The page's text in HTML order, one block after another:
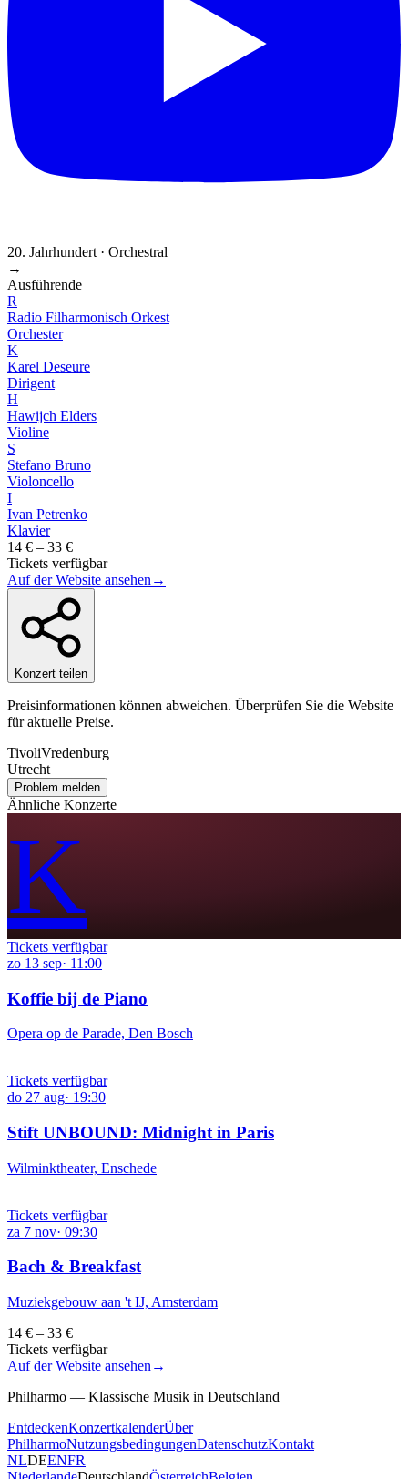
20. Jahrhundert · Orchestral
→
Ausführende
R
Radio Filharmonisch Orkest
Orchester
K
Karel Deseure
Dirigent
H
Hawijch Elders
Violine
S
Stefano Bruno
Violoncello
I
Ivan Petrenko
Klavier
14 € – 33 €
Tickets verfügbar
Auf der Website ansehen →
Konzert teilen
Preisinformationen können abweichen. Überprüfen Sie die Website
für aktuelle Preise.
TivoliVredenburg
Utrecht
Problem melden
Ähnliche Konzerte
K
Tickets verfügbar
zo 13 sep· 11:00
Koffie bij de Piano
Opera op de Parade, Den Bosch
Tickets verfügbar
do 27 aug· 19:30
Stift UNBOUND: Midnight in Paris
Wilminktheater, Enschede
Tickets verfügbar
za 7 nov· 09:30
Bach & Breakfast
Muziekgebouw aan 't IJ, Amsterdam
14 € – 33 €
Tickets verfügbar
Auf der Website ansehen →
Philharmo — Klassische Musik in Deutschland
EntdeckenKonzertkalenderÜber
PhilharmoNutzungsbedingungenDatenschutzKontakt
NLDEENFR